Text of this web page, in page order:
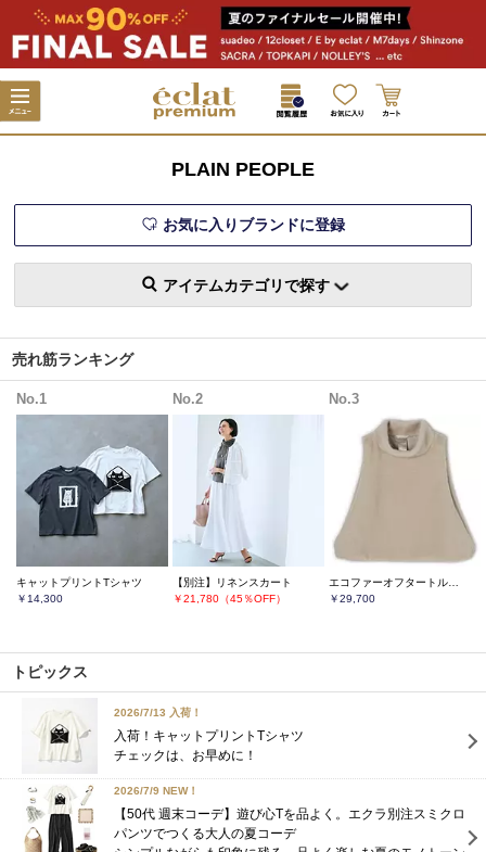
PLAIN PEOPLE
お気に入りブランドに登録
アイテムカテゴリで探す
売れ筋ランキング
No.1
キャットプリントTシャツ
￥14,300
No.2
【別注】リネンスカート
￥21,780（45％OFF）
No.3
エコファーオフタートルベスト
￥29,700
トピックス
2026/7/13 入荷！
入荷！キャットプリントTシャツ
チェックは、お早めに！
2026/7/9 NEW！
【50代 週末コーデ】遊び心Tを品よく。エクラ別注スミクロ
パンツでつくる大人の夏コーデ